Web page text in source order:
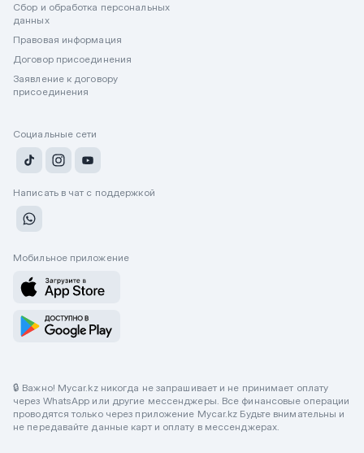
Сбор и обработка персональных
данных
Правовая информация
Договор присоединения
Заявление к договору
присоединения
Социальные сети
Написать в чат с поддержкой
Мобильное приложение
🔒 Важно! Mycar.kz никогда не запрашивает и не принимает оплату
через WhatsApp или другие мессенджеры. Все финансовые операции
проводятся только через приложение Mycar.kz Будьте внимательны и
не передавайте данные карт и оплату в мессенджерах.